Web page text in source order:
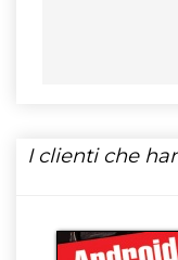
I clienti che